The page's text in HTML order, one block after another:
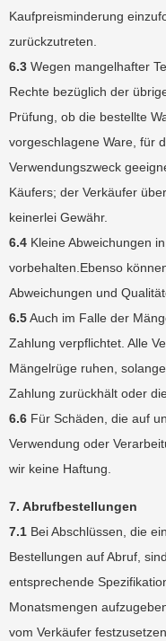
Kaufpreisminderung
zurückzutreten.
6.3 Wegen mangelhafter
Rechte bezüglich der
Prüfung, ob die bestellte
vorgeschlagene Ware, für
Verwendungszweck
Käufers; der Verkäufer
keinerlei Gewähr.
6.4 Kleine Abweichungen
vorbehalten.Ebenso
Abweichungen und
6.5Auch im Falle der
Zahlung verpflichtet. Alle
Mängelrüge ruhen,
Zahlung zurückhält oder
6.6 Für Schäden, die auf
Verwendung oder
wir keine Haftung.
7. Abrufbestellungen
7.1 Bei Abschlüssen, die
Bestellungen auf Abruf,
entsprechende
Monatsmengen
vom Verkäufer